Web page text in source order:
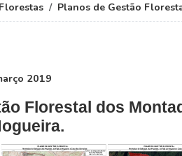
Florestas Planos de Gestão
2019
Florestal dos